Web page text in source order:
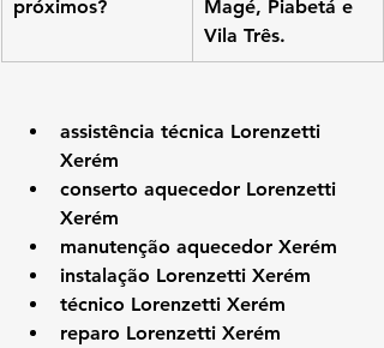
próximos?
Magé, Piabetá e
Vila Três.
assistência técnica Lorenzetti
Xerém
conserto aquecedor Lorenzetti
Xerém
manutenção aquecedor Xerém
instalação Lorenzetti Xerém
técnico Lorenzetti Xerém
reparo Lorenzetti Xerém